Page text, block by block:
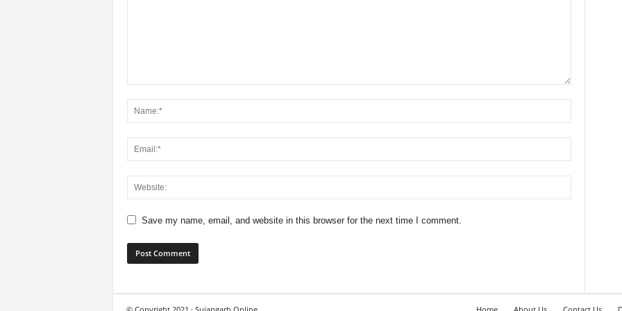
Save my name, email, and website in this browser for the next time I comment.